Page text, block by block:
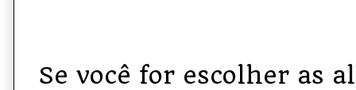
Se você for escolher as